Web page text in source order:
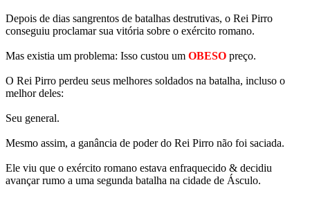
Depois de dias sangrentos de batalhas destrutivas, o Rei Pirro
conseguiu proclamar sua vitória sobre o exército romano.
Mas existia um problema: Isso custou um OBESO preço.
O Rei Pirro perdeu seus melhores soldados na batalha, incluso o
melhor deles:
Seu general.
Mesmo assim, a ganância de poder do Rei Pirro não foi saciada.
Ele viu que o exército romano estava enfraquecido & decidiu
avançar rumo a uma segunda batalha na cidade de Ásculo.